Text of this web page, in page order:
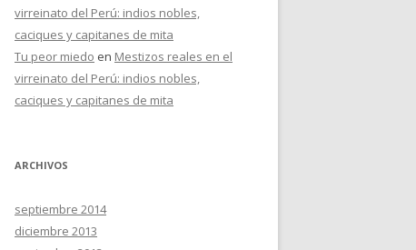
virreinato del Perú: indios nobles,
caciques y capitanes de mita
Tu peor miedo en Mestizos reales en el
virreinato del Perú: indios nobles,
caciques y capitanes de mita
ARCHIVOS
septiembre 2014
diciembre 2013